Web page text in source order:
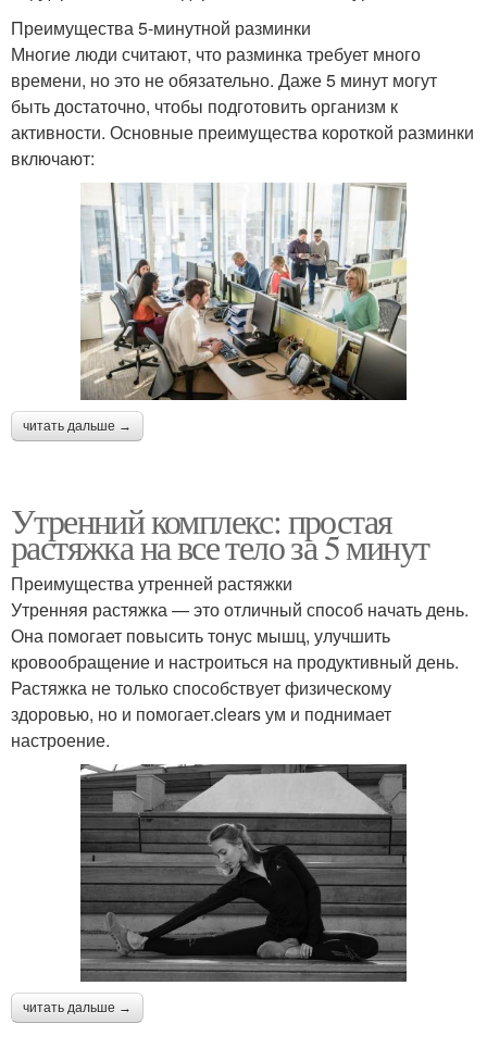
Преимущества 5-минутной разминки
Многие люди считают, что разминка требует много
времени, но это не обязательно. Даже 5 минут могут
быть достаточно, чтобы подготовить организм к
активности. Основные преимущества короткой разминки
включают:
читать дальше →
Утренний комплекс: простая
растяжка на все тело за 5 минут
Преимущества утренней растяжки
Утренняя растяжка — это отличный способ начать день.
Она помогает повысить тонус мышц, улучшить
кровообращение и настроиться на продуктивный день.
Растяжка не только способствует физическому
здоровью, но и помогает.clears ум и поднимает
настроение.
читать дальше →